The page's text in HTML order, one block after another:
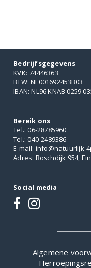
Bedrijfsgegevens
KVK: 74446363
BTW: NL001692453B03
IBAN: NL96 KNAB 0259
Bereik ons
Tel.: 06-28785960
Tel.: 040-2489386
E-mail: info@natuurlijk-
Adres: Boschdijk 954,
Social media
Algemene